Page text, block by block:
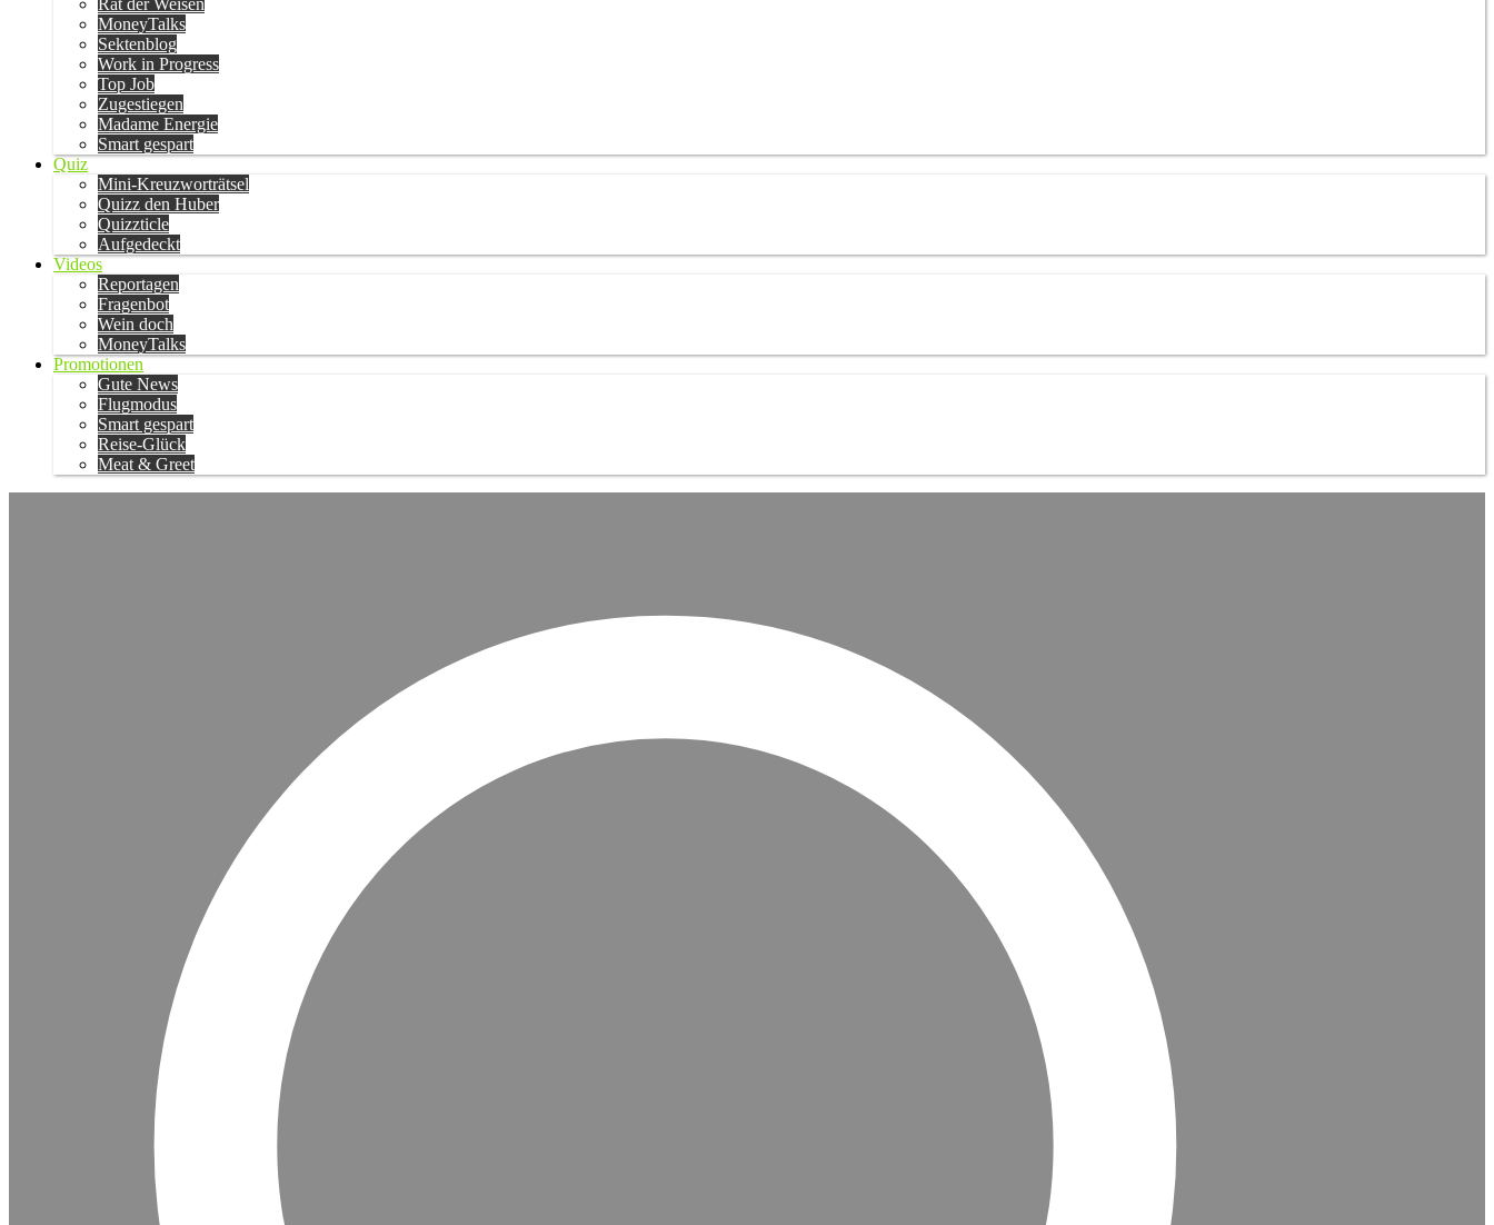
Rat der Weisen
MoneyTalks
Sektenblog
Work in Progress
Top Job
Zugestiegen
Madame Energie
Smart gespart
Quiz
Mini-Kreuzworträtsel
Quizz den Huber
Quizzticle
Aufgedeckt
Videos
Reportagen
Fragenbot
Wein doch
MoneyTalks
Promotionen
Gute News
Flugmodus
Smart gespart
Reise-Glück
Meat & Greet